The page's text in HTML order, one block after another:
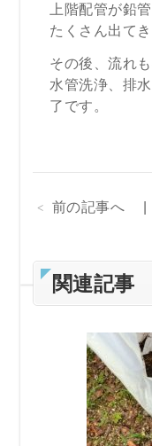
上階配管が鉛
たくさん出てき
その後、流れ
水管洗浄、排
了です。
前の記事へ
関連記事